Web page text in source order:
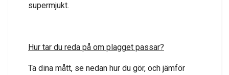
supermjukt.
Hur tar du reda på om plagget passar?
Ta dina mått, se nedan hur du gör, och jämför